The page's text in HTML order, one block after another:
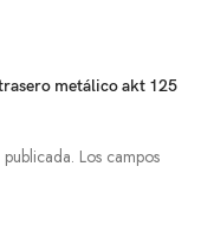
metálico akt 125
Los campos